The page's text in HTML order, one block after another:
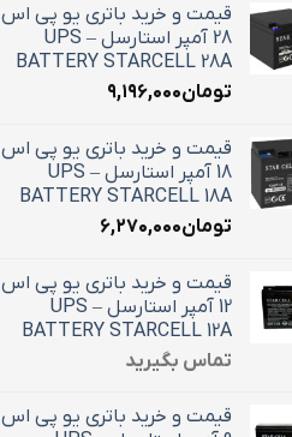
قیمت و خرید باتری یو پی اس
28 آمپر استارسل – UPS
BATTERY STARCELL 28A
تومان۹,۱۹۶,۰۰۰
قیمت و خرید باتری یو پی اس
18 آمپر استارسل – UPS
BATTERY STARCELL 18A
تومان۶,۲۷۰,۰۰۰
قیمت و خرید باتری یو پی اس
12 آمپر استارسل – UPS
BATTERY STARCELL 12A
تماس بگیرید
قیمت و خرید باتری یو پی اس